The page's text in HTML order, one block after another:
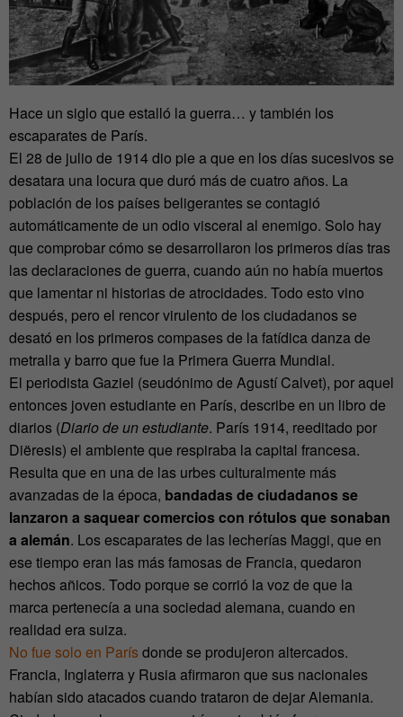
Hace un siglo que estalló la guerra… y también los
escaparates de París.
El 28 de julio de 1914 dio pie a que en los días sucesivos se
desatara una locura que duró más de cuatro años. La
población de los países beligerantes se contagió
automáticamente de un odio visceral al enemigo. Solo hay
que comprobar cómo se desarrollaron los primeros días tras
las declaraciones de guerra, cuando aún no había muertos
que lamentar ni historias de atrocidades. Todo esto vino
después, pero el rencor virulento de los ciudadanos se
desató en los primeros compases de la fatídica danza de
metralla y barro que fue la Primera Guerra Mundial.
El periodista Gaziel (seudónimo de Agustí Calvet), por aquel
entonces joven estudiante en París, describe en un libro de
diarios (Diario de un estudiante. París 1914, reeditado por
Diëresis) el ambiente que respiraba la capital francesa.
Resulta que en una de las urbes culturalmente más
avanzadas de la época, bandadas de ciudadanos se
lanzaron a saquear comercios con rótulos que sonaban
a alemán. Los escaparates de las lecherías Maggi, que en
ese tiempo eran las más famosas de Francia, quedaron
hechos añicos. Todo porque se corrió la voz de que la
marca pertenecía a una sociedad alemana, cuando en
realidad era suiza.
No fue solo en Parísdonde se produjeron altercados.
Francia, Inglaterra y Rusia afirmaron que sus nacionales
habían sido atacados cuando trataron de dejar Alemania.